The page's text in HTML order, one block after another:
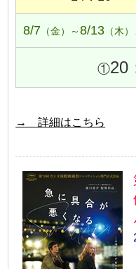
8/7 （金）～8/13 （木
①20
→ 詳細はこちら